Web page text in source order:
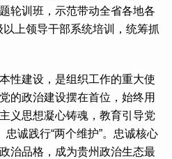
轮训班，示范带动全省各地各
上领导干部系统培训，统筹抓
建设，是组织工作的重大使
的政治建设摆在首位，始终用
义思想凝心铸魂，教育引导党
忠诚践行“两个维护”。忠诚核心
治品格，成为贵州政治生态最